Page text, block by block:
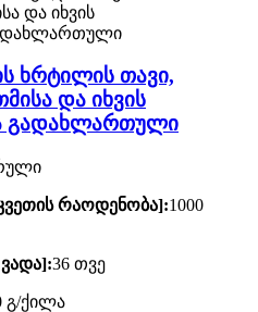
ხრტილის თავი,
და იხვის
გადახლართული
რაოდენობა]:1000
36 თვე
გ/ქილა